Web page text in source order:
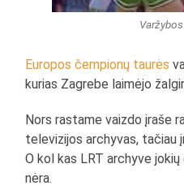
Europos čempionų taurės
kurias Zagrebe laimėjo
Nors rastame vaizdo įraše
televizijos archyvas, tačiau
O kol kas LRT archyve
nėra.